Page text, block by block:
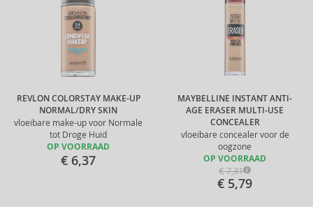
REVLON COLORSTAY MAKE-UP
NORMAL/DRY SKIN
vloeibare make-up voor Normale
tot Droge Huid
OP VOORRAAD
€ 6,37
MAYBELLINE INSTANT ANTI-
AGE ERASER MULTI-USE
CONCEALER
vloeibare concealer voor de
oogzone
OP VOORRAAD
€ 7,31
€ 5,79